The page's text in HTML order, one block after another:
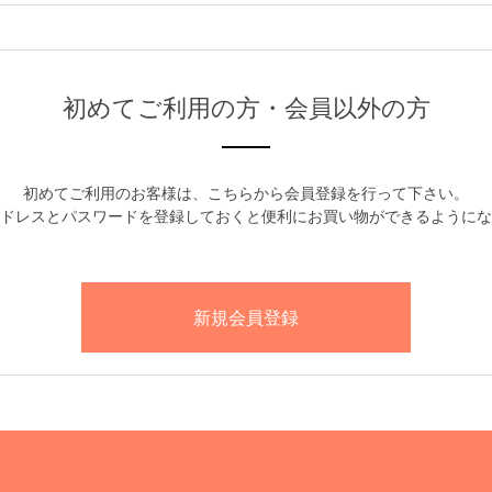
初めてご利用の方・会員以外の方
初めてご利用のお客様は、こちらから会員登録を行って下さい。
レスとパスワードを登録しておくと便利にお買い物ができるように